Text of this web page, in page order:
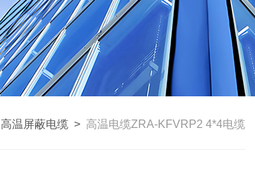
高温屏蔽电缆 > 高温电缆ZRA-KFVRP2 4*4电缆